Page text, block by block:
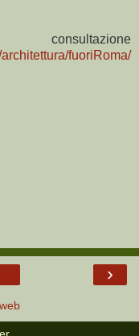
fuoriRoma/
›